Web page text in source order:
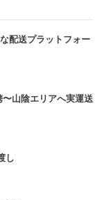
配送プラットフォー
山陰エリアへ実運送
し